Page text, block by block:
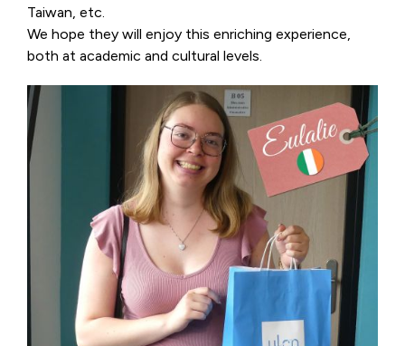
Taiwan, etc.
We hope they will enjoy this enriching experience,
both at academic and cultural levels.